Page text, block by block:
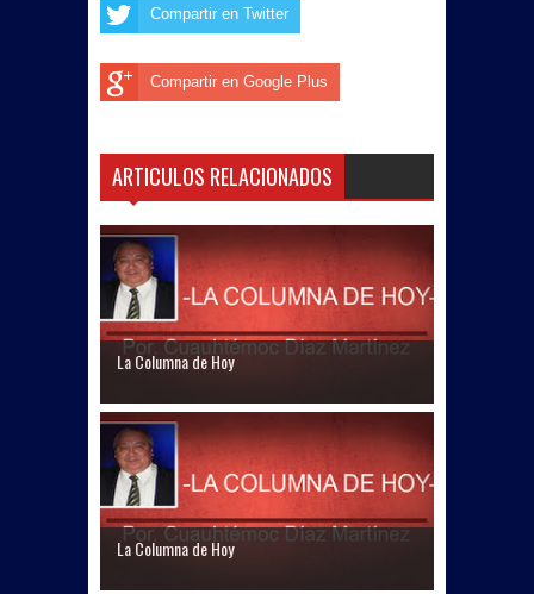
Compartir en Twitter
Compartir en Google Plus
ARTICULOS RELACIONADOS
La Columna de Hoy
La Columna de Hoy